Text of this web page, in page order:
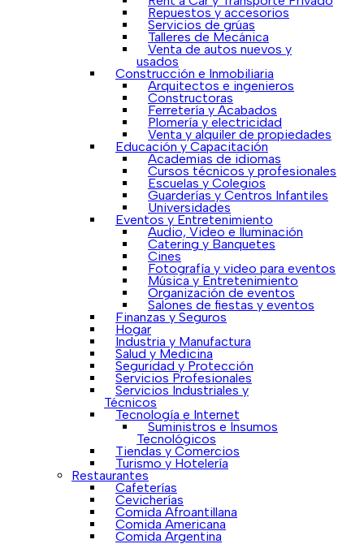
Repuestos y accesorios
Servicios de grúas
Talleres de Mecánica
Venta de autos nuevos y
usados
Construcción e Inmobiliaria
Arquitectos e ingenieros
Constructoras
Ferretería y Acabados
Plomería y electricidad
Venta y alquiler de propiedades
Educación y Capacitación
Academias de idiomas
Cursos técnicos y profesionales
Escuelas y Colegios
Guarderías y Centros Infantiles
Universidades
Eventos y Entretenimiento
Audio, Video e Iluminación
Catering y Banquetes
Cines
Fotografía y video para eventos
Música y Entretenimiento
Organización de eventos
Salones de fiestas y eventos
Finanzas y Seguros
Hogar
Industria y Manufactura
Salud y Medicina
Seguridad y Protección
Servicios Profesionales
Servicios Industriales y
Técnicos
Tecnología e Internet
Suministros e Insumos
Tecnológicos
Tiendas y Comercios
Turismo y Hotelería
Restaurantes
Cafeterías
Cevicherías
Comida Afroantillana
Comida Americana
Comida Argentina